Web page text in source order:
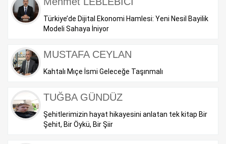
Türkiye’de Dijital Ekonomi Hamlesi: Yeni Nesil Bayilik
Modeli Sahaya İniyor
MUSTAFA CEYLAN
Kahtalı Mıçe İsmi Geleceğe Taşınmalı
TUĞBA GÜNDÜZ
Şehitlerimizin hayat hikayesini anlatan tek kitap Bir
Şehit, Bir Öykü, Bir Şiir